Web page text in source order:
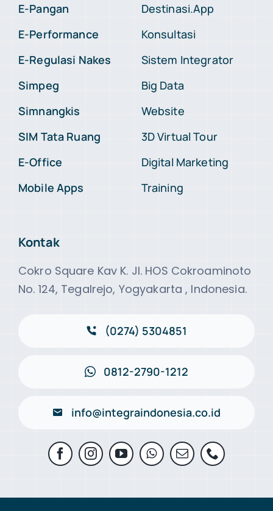
E-Pangan
E-Performance
E-Regulasi Nakes
Simpeg
Simnangkis
SIM Tata Ruang
E-Office
Mobile Apps
Destinasi.App
Konsultasi
Sistem Integrator
Big Data
Website
3D Virtual Tour
Digital Marketing
Training
Kontak
Cokro Square Kav K. Jl. HOS Cokroaminoto
No. 124, Tegalrejo, Yogyakarta , Indonesia.
(0274) 5304851
0812-2790-1212
info@integraindonesia.co.id